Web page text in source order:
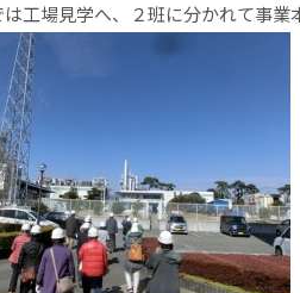
工場見学へ、２班に分かれて事業